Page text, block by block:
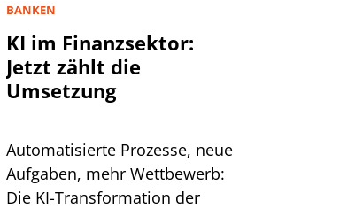
BANKEN
KI im Finanzsektor:
Jetzt zählt die
Umsetzung
Automatisierte Prozesse, neue
Aufgaben, mehr Wettbewerb:
Die KI-Transformation der